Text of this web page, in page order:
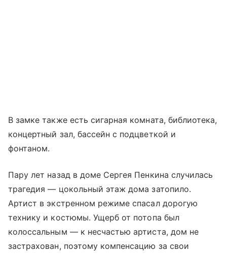
В замке также есть сигарная комната, библиотека,
концертный зал, бассейн с подцветкой и
фонтаном.
Пару лет назад в доме Сергея Пенкина случилась
трагедия — цокольный этаж дома затопило.
Артист в экстренном режиме спасал дорогую
технику и костюмы. Ущерб от потопа был
колоссальным — к несчастью артиста, дом не
застрахован, поэтому компенсацию за свои